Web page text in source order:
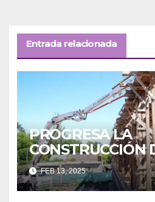
Entrada relacionada
PROGRESA LA
CONSTRUCCIÓN
NUEVA
PONTEVEDRA
FEB 13, 2025